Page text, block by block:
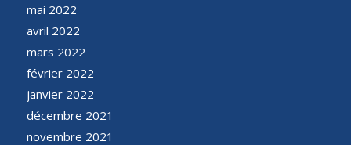
mai 2022
avril 2022
mars 2022
février 2022
janvier 2022
décembre 2021
novembre 2021